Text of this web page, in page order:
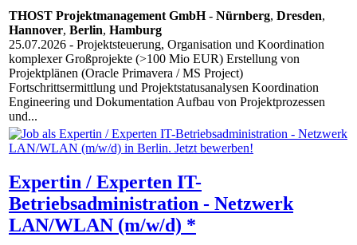
THOST Projektmanagement GmbH- Nürnberg, Dresden,
Hannover, Berlin, Hamburg
25.07.2026 - Projektsteuerung, Organisation und Koordination
komplexer Großprojekte (>100 Mio EUR) Erstellung von
Projektplänen (Oracle Primavera / MS Project)
Fortschrittsermittlung und Projektstatusanalysen Koordination
Engineering und Dokumentation Aufbau von Projektprozessen
und...
Expertin / Experten IT-
Betriebsadministration - Netzwerk
LAN/WLAN (m/w/d) *